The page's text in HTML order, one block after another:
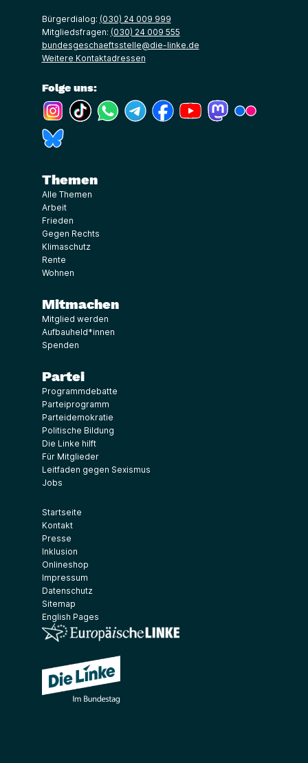
Bürgerdialog: (030) 24 009 999
Mitgliedsfragen: (030) 24 009 555
bundesgeschaeftsstelle@die-linke.de
Weitere Kontaktadressen
Folge uns:
(Link öffnet ein neues Fenster)
(Link öffnet ein neues Fenster)
(Link öffnet ein neues Fenster)
(Link öffnet ein neues Fenster)
(Link öffnet ein neues Fenster)
(Link öffnet ein neues
(Link öffnet ein
Themen
Alle Themen
Arbeit
Frieden
Gegen Rechts
Klimaschutz
Rente
Wohnen
Mitmachen
Mitglied werden
Aufbauheld*innen
Spenden
Partei
Programmdebatte
Parteiprogramm
Parteidemokratie
Politische Bildung
Die Linke hilft
Für Mitglieder
Leitfaden gegen Sexismus
Jobs
Startseite
Kontakt
Presse
Inklusion
Onlineshop
Impressum
Datenschutz
Sitemap
English Pages
(Link öffnet ein neues Fenster)